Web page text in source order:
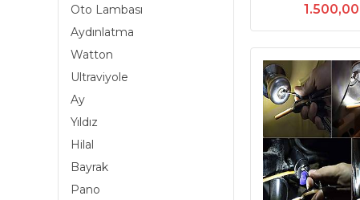
Oto Lambası
Aydınlatma
Watton
Ultraviyole
Ay
Yıldız
Hilal
Bayrak
Pano